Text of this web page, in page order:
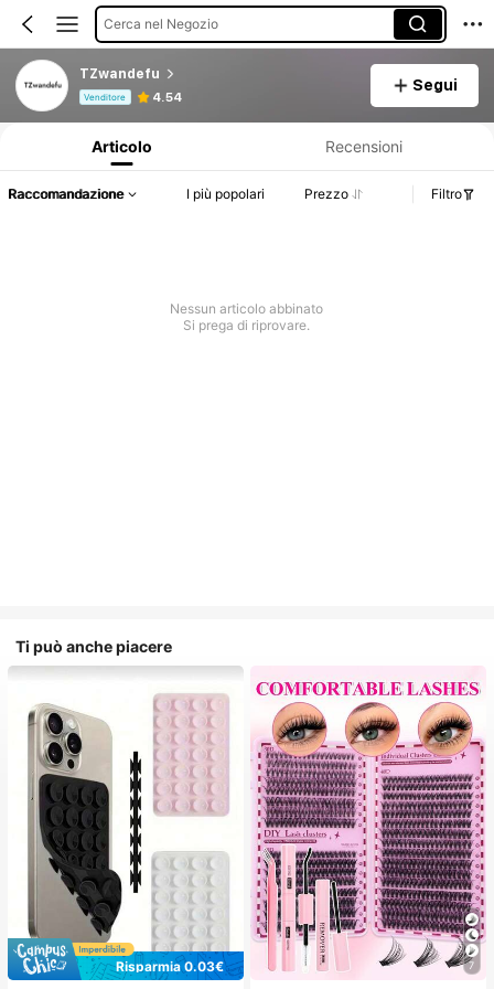
Cerca nel Negozio
TZwandefu
Venditore 4.54
Segui
Articolo Recensioni
Raccomandazione I più popolari Prezzo Filtro
Nessun articolo abbinato
Si prega di riprovare.
Ti può anche piacere
Risparmia 0.03€
7